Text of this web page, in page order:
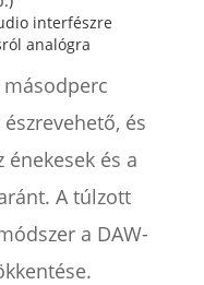
interfészre
analógra
másodperc
és
énekesek és a
A túlzott
a DAW-